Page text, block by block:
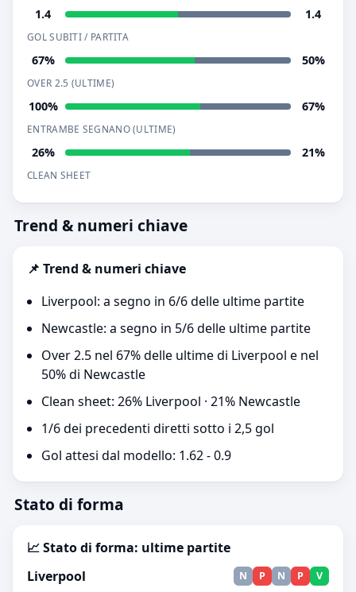
1.4 1.4
GOL SUBITI / PARTITA
67% 50%
OVER 2.5 (ULTIME)
100% 67%
ENTRAMBE SEGNANO (ULTIME)
26% 21%
CLEAN SHEET
Trend & numeri chiave
📌 Trend & numeri chiave
Liverpool: a segno in 6/6 delle ultime partite
Newcastle: a segno in 5/6 delle ultime partite
Over 2.5 nel 67% delle ultime di Liverpool e nel
50% di Newcastle
Clean sheet: 26% Liverpool · 21% Newcastle
1/6 dei precedenti diretti sotto i 2,5 gol
Gol attesi dal modello: 1.62 - 0.9
Stato di forma
📈 Stato di forma: ultime partite
Liverpool
N P N P V